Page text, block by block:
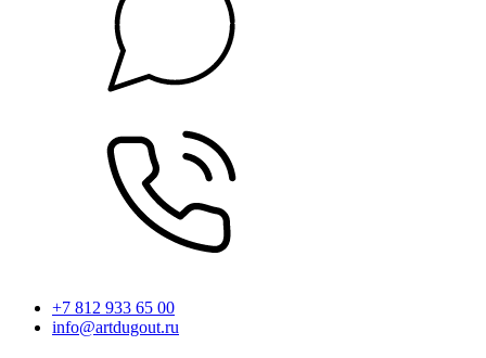
+7 812 933 65 00
info@artdugout.ru